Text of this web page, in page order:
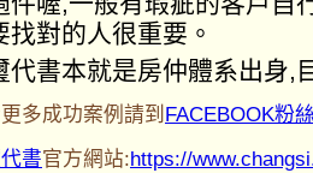
找對的人很重要。
代書本就是房仲體系出身,
多成功案例請到 FACEBOOK粉
書官方網站:https://